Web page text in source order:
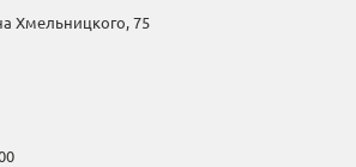
Хмельницкого, 75